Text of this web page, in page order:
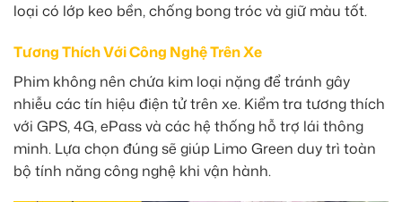
loại có lớp keo bền, chống bong tróc và giữ màu tốt.
Tương Thích Với Công Nghệ Trên Xe
Phim không nên chứa kim loại nặng để tránh gây
nhiễu các tín hiệu điện tử trên xe. Kiểm tra tương thích
với GPS, 4G, ePass và các hệ thống hỗ trợ lái thông
minh. Lựa chọn đúng sẽ giúp Limo Green duy trì toàn
bộ tính năng công nghệ khi vận hành.